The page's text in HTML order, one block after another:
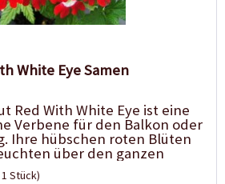
White Eye Samen
Red With White Eye ist eine
Verbene für den Balkon oder
Ihre hübschen roten Blüten
über den ganzen
Stück)